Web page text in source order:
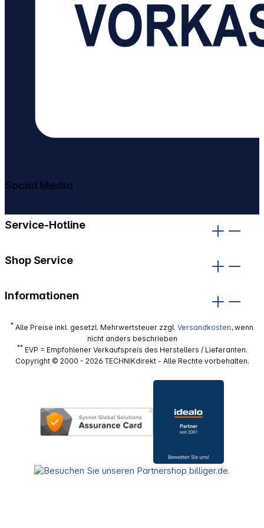
Service-Hotline
Shop Service
Informationen
Social Media
* Alle Preise inkl. gesetzl. Mehrwertsteuer zzgl. Versandkosten, wenn
nicht anders beschrieben
**EVP = Empfohlener Verkaufspreis des Herstellers / Lieferanten.
Copyright © 2000 - 2026 TECHNIKdirekt - Alle Rechte vorbehalten.